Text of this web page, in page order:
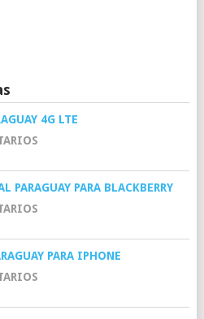
4G LTE
PARAGUAY PARA BLACKBERRY
PARA IPHONE